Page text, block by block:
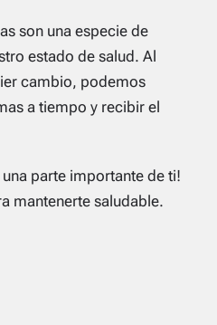
son una especie de
estado de salud. Al
cambio, podemos
a tiempo y recibir el
una parte importante de ti!
mantenerte saludable.